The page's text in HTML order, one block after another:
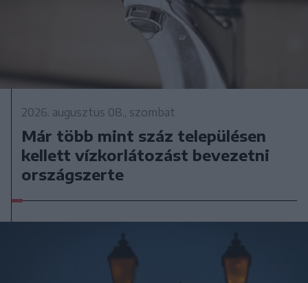
2026. augusztus 08., szombat
Már több mint száz településen
kellett vízkorlátozást bevezetni
országszerte